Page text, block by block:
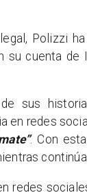
Polizzi
su cuenta de
sus
en redes
. Con
redes